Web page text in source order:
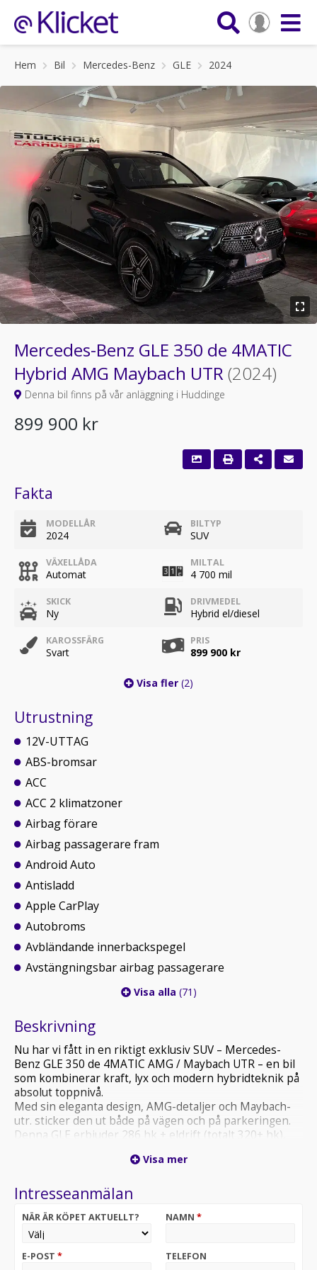
Hem Bil Mercedes-Benz GLE 2024
Mercedes-Benz GLE 350 de 4MATIC
Hybrid AMG Maybach UTR (2024)
Denna bil finns på vår anläggning i Huddinge
899 900 kr
Fakta
MODELLÅR
2024
BILTYP
SUV
VÄXELLÅDA
Automat
MILTAL
4 700 mil
SKICK
Ny
DRIVMEDEL
Hybrid el/diesel
KAROSSFÄRG
Svart
PRIS
899 900 kr
Visa fler (2)
Utrustning
12V-UTTAG
ABS-bromsar
ACC
ACC 2 klimatzoner
Airbag förare
Airbag passagerare fram
Android Auto
Antisladd
Apple CarPlay
Autobroms
Avbländande innerbackspegel
Avstängningsbar airbag passagerare
Visa alla (71)
Beskrivning
Nu har vi fått in en riktigt exklusiv SUV – Mercedes-
Benz GLE 350 de 4MATIC AMG / Maybach UTR – en bil
som kombinerar kraft, lyx och modern hybridteknik på
absolut toppnivå.
Med sin eleganta design, AMG-detaljer och Maybach-
utr. sticker den ut både på vägen och på parkeringen.
Denna GLE erbjuder 286 hk + eldrift (totalt 320+ hk),
stan och dieselkraft på långresor – den perfekta
AMG Line exteriör & interiör
Maybach utrustningspaket (lyxigare interiör, detaljer &
Plug-in Hybrid (diesel/el)
Visa mer
Intresseanmälan
NÄR ÄR KÖPET AKTUELLT? NAMN *
E-POST * TELEFON